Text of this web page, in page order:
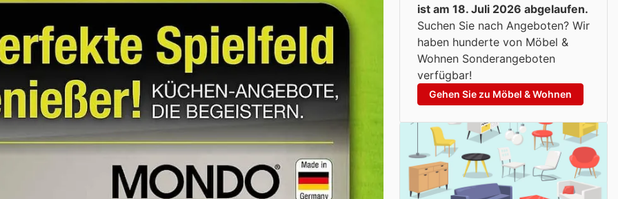
ist am 18. Juli 2026 abgelaufen.
Suchen Sie nach Angeboten? Wir
haben hunderte von Möbel &
Wohnen Sonderangeboten
verfügbar!
Gehen Sie zu Möbel & Wohnen